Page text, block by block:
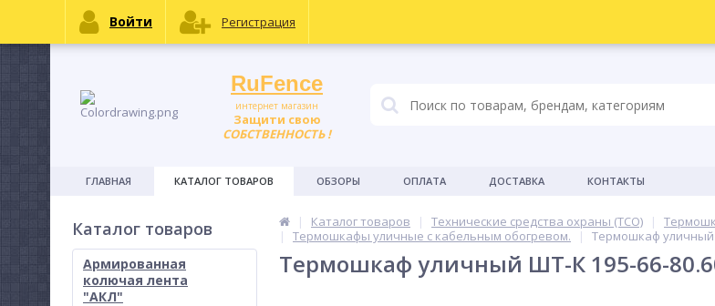
RuFence
интернет магазин
Защити свою
СОБСТВЕННОСТЬ !
ГЛАВНАЯ КАТАЛОГ ТОВАРОВ ОБЗОРЫ ОПЛАТА ДОСТАВКА КОНТАКТЫ
Каталог товаров
Армированная
колючая лента
"АКЛ"
Каталог товаров Технические средства охраны (ТСО)
Термошкафы уличные с кабельным обогревом.
Термошкаф уличный
Термошкаф уличный ШТ-К 195-66-
Войти Регистрация